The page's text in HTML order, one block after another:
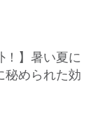
！】暑い夏に
秘められた効